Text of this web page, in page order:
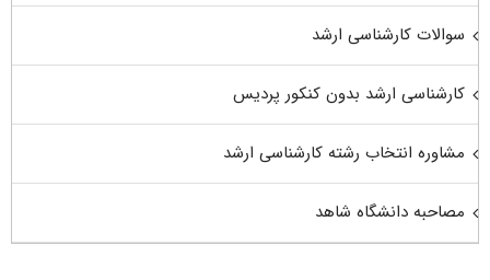
سوالات کارشناسی ارشد
کارشناسی ارشد بدون کنکور پردیس
مشاوره انتخاب رشته کارشناسی ارشد
مصاحبه دانشگاه شاهد